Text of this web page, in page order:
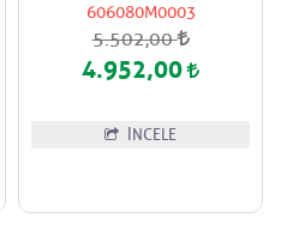
606080M0003
5.502,00
4.952,00
İNCELE